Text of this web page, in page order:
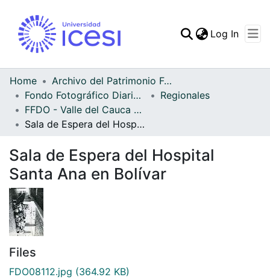
Statistics
Log In
Home
Archivo del Patrimonio Fotográfico y Fílmico del Valle del Cauca
Fondo Fotográfico Diario Occidente
Regionales
FFDO - Valle del Cauca - Patrimonial
Sala de Espera del Hospital Santa Ana en Bolívar
Sala de Espera del Hospital
Santa Ana en Bolívar
Files
FDO08112.jpg (364.92 KB)